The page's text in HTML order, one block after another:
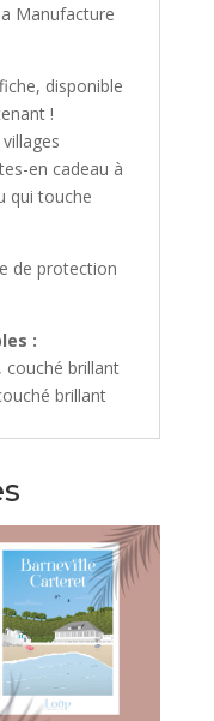
Manufacture
disponible
!
en cadeau à
qui touche
de protection
:
couché brillant
brillant